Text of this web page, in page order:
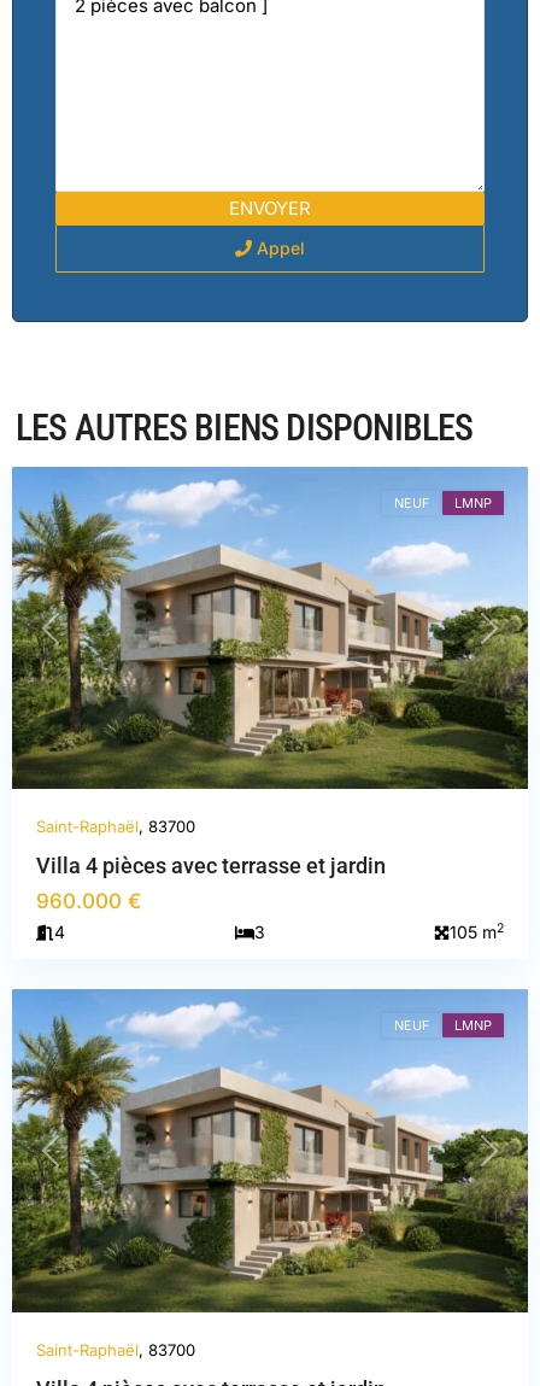
Appel
LES AUTRES BIENS DISPONIBLES
Saint-
Raphaël
PREVIOUS NEXT
NEUF LMNP
Saint-Raphaël, 83700
Villa 4 pièces avec terrasse et jardin
960.000 €
4 3 105 m2
Var,
Saint-
PREVIOUS NEXT
NEUF LMNP
Saint-Raphaël, 83700